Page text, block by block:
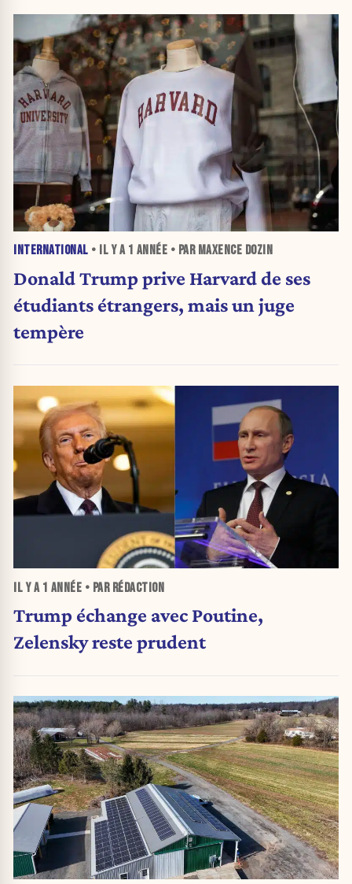
INTERNATIONAL • IL Y A 1 ANNÉE • PAR MAXENCE DOZIN
Donald Trump prive Harvard de ses
étudiants étrangers, mais un juge
tempère
IL Y A 1 ANNÉE • PAR RÉDACTION
Trump échange avec Poutine,
Zelensky reste prudent